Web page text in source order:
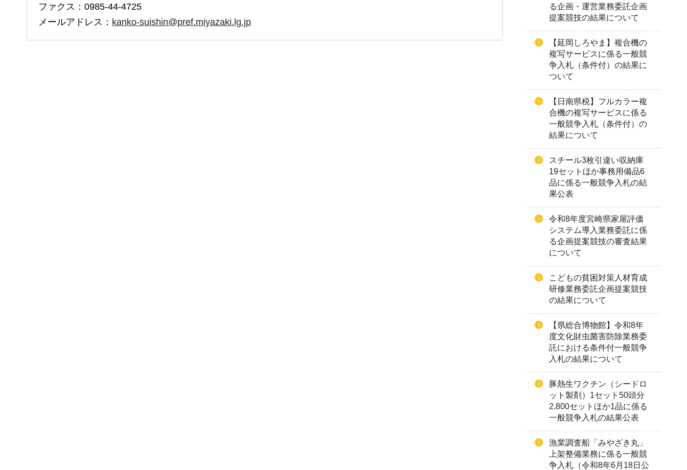
ファクス：0985-44-4725
メールアドレス： kanko-suishin@pref.miyazaki.lg.jp
る企画・運営業務委託企画
提案競技の結果について
【延岡しろやま】複合機の
複写サービスに係る一般競
争入札（条件付）の結果に
ついて
【日南県税】フルカラー複
合機の複写サービスに係る
一般競争入札（条件付）の
結果について
スチール3枚引違い収納庫
19セットほか事務用備品6
品に係る一般競争入札の結
果公表
令和8年度宮崎県家屋評価
システム導入業務委託に係
る企画提案競技の審査結果
について
こどもの貧困対策人材育成
研修業務委託企画提案競技
の結果について
【県総合博物館】令和8年
度文化財虫菌害防除業務委
託における条件付一般競争
入札の結果について
豚熱生ワクチン（シードロ
ット製剤）1セット50頭分
2,800セットほか1品に係る
一般競争入札の結果公表
漁業調査船「みやざき丸」
上架整備業務に係る一般競
争入札（令和8年6月18日公